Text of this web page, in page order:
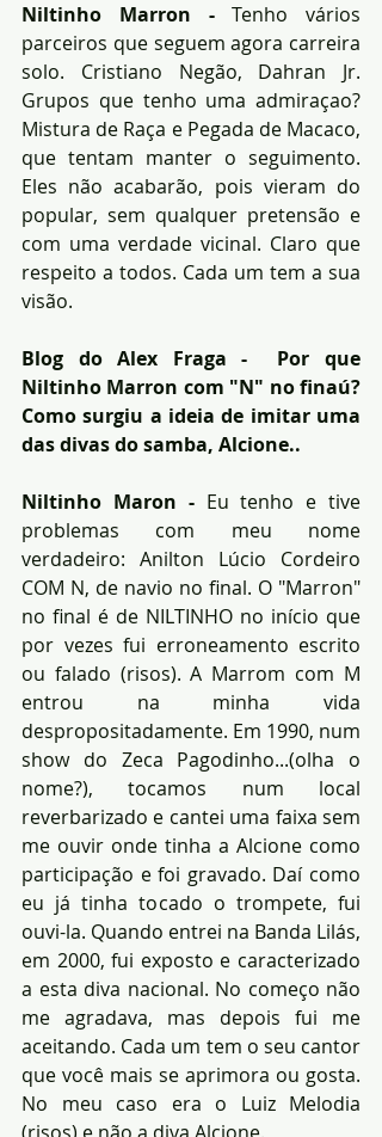
Niltinho Marron - Tenho vários
parceiros que seguem agora carreira
solo. Cristiano Negão, Dahran Jr.
Grupos que tenho uma admiraçao?
Mistura de Raça e Pegada de Macaco,
que tentam manter o seguimento.
Eles não acabarão, pois vieram do
popular, sem qualquer pretensão e
com uma verdade vicinal. Claro que
respeito a todos. Cada um tem a sua
visão.
Blog do Alex Fraga -  Por que
Niltinho Marron com "N" no finaú?
Como surgiu a ideia de imitar uma
das divas do samba, Alcione..
Niltinho Maron - Eu tenho e tive
problemas com meu nome
verdadeiro: Anilton Lúcio Cordeiro
COM N, de navio no final. O "Marron"
no final é de NILTINHO no início que
por vezes fui erroneamento escrito
ou falado (risos). A Marrom com M
entrou na minha vida
despropositadamente. Em 1990, num
show do Zeca Pagodinho...(olha o
nome?), tocamos num local
reverbarizado e cantei uma faixa sem
me ouvir onde tinha a Alcione como
participação e foi gravado. Daí como
eu já tinha tocado o trompete, fui
ouvi-la. Quando entrei na Banda Lilás,
em 2000, fui exposto e caracterizado
a esta diva nacional. No começo não
me agradava, mas depois fui me
aceitando. Cada um tem o seu cantor
que você mais se aprimora ou gosta.
No meu caso era o Luiz Melodia